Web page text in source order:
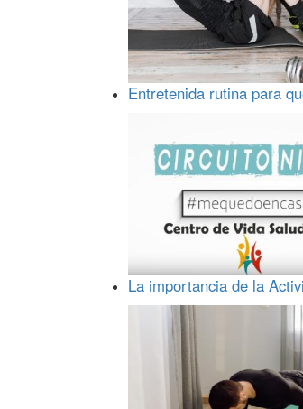
Entretenida rutina para
La importancia de la